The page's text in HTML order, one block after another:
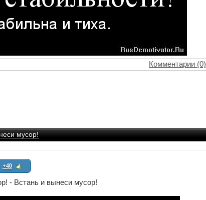
Комментарии (0)
мусор!
+40
- Встань и вынеси мусор!